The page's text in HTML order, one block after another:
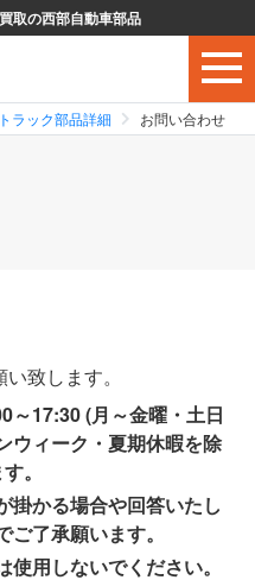
取の西部自動車部品
ラック部品詳細 お問い合わせ
致します。
～17:30 (月～金曜・土日
ウィーク・夏期休暇を除
。
掛かる場合や回答いたし
了承願います。
用しないでください。